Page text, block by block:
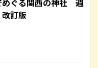
ぐる関西の神社 週
訂版